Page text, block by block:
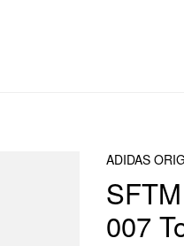
ADIDAS
007